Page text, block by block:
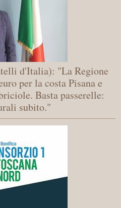
d'Italia): "La Regione
per la costa Pisana e
Basta passerelle:
subito."